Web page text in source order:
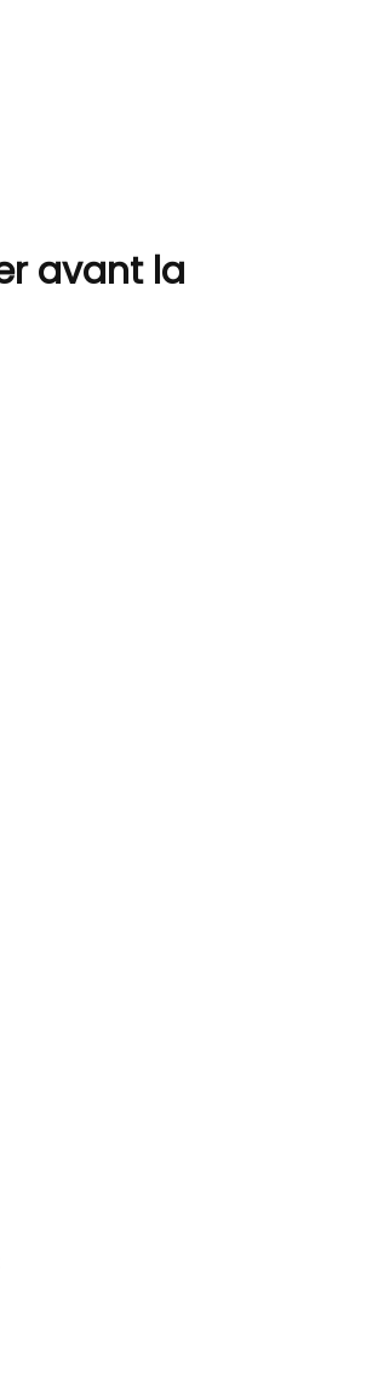
avant la